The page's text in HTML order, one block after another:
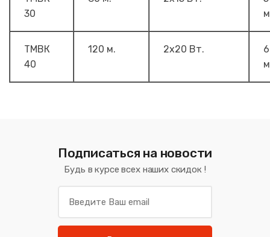
30
ТМВК
40
120 м. 2х20 Вт.
Подписаться на новости
Будь в курсе всех наших скидок !